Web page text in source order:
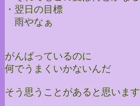
・翌日の目標
雨やなぁ
がんばっているのに
何でうまくいかないんだ
そう思うことがあると思います